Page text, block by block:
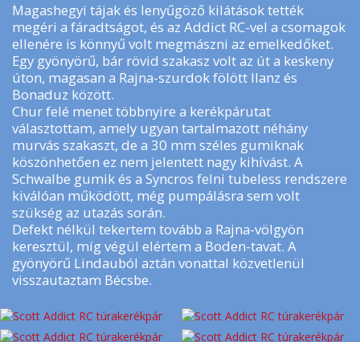
Magashegyi tájak és lenyűgöző kilátások tették
megéri a fáradtságot, és az Addict RC-vel a csomagok
ellenére is könnyű volt megmászni az emelkedőket.
Egy gyönyörű, bár rövid szakasz volt az út a keskeny
úton, magasan a Rajna-szurdok fölött Ilanz és
Bonaduz között.
Chur felé menet többnyire a kerékpárutat
választottam, amely ugyan tartalmazott néhány
murvás szakaszt, de a 30 mm széles gumiknak
köszönhetően ez nem jelentett nagy kihívást. A
Schwalbe gumik és a Syncros felni tubeless rendszere
kiválóan működött, még pumpálásra sem volt
szükség az utazás során.
Defekt nélkül tekertem tovább a Rajna-völgyön
keresztül, míg végül elértem a Boden-tavat. A
gyönyörű Lindauból aztán vonattal közvetlenül
visszautaztam Bécsbe.